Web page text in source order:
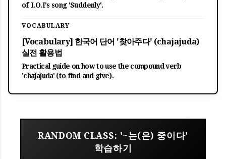
of I.O.I's song 'Suddenly'.
VOCABULARY
[Vocabulary] 한국어 단어 '찾아주다' (chajajuda)
실전 활용법
Practical guide on how to use the compound verb
'chajajuda' (to find and give).
RANDOM CLASS: '~는(은) 중이다'
학습하기